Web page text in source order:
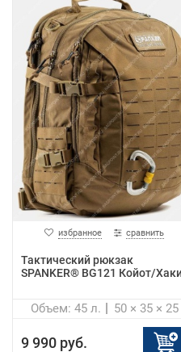
избранное сравнить
Тактический рюкзак
SPANKER® BG121 Койот/
50 × 35 × 25
Объем: 45 л.
9 990 руб.